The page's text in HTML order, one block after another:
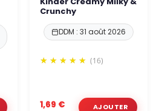
Crunchy
DDM : 31 août 2026
(16)
1,69 €